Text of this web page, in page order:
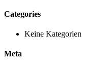
Categories
Keine Kategorien
Meta